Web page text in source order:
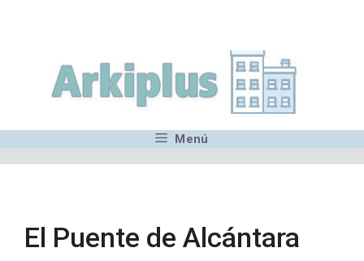
contenido
Menú
El Puente de Alcántara